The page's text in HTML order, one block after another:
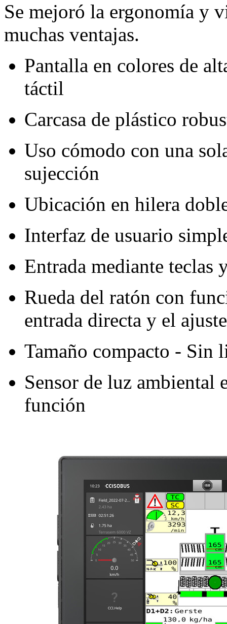
Se mejoró la ergonomía y
muchas ventajas.
Pantalla en colores de
táctil
Carcasa de plástico
Uso cómodo con una
sujección
Ubicación en hilera
Interfaz de usuario
Entrada mediante teclas
Rueda del ratón con
entrada directa y el
Tamaño compacto - Sin
Sensor de luz ambiental
función